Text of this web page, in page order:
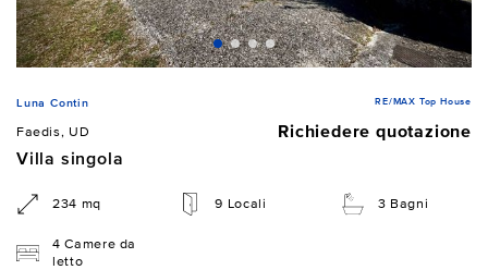
Luna Contin RE/MAX Top House
Faedis, UD
Richiedere quotazione
Villa singola
234 mq 9 Locali 3 Bagni
4 Camere da
letto